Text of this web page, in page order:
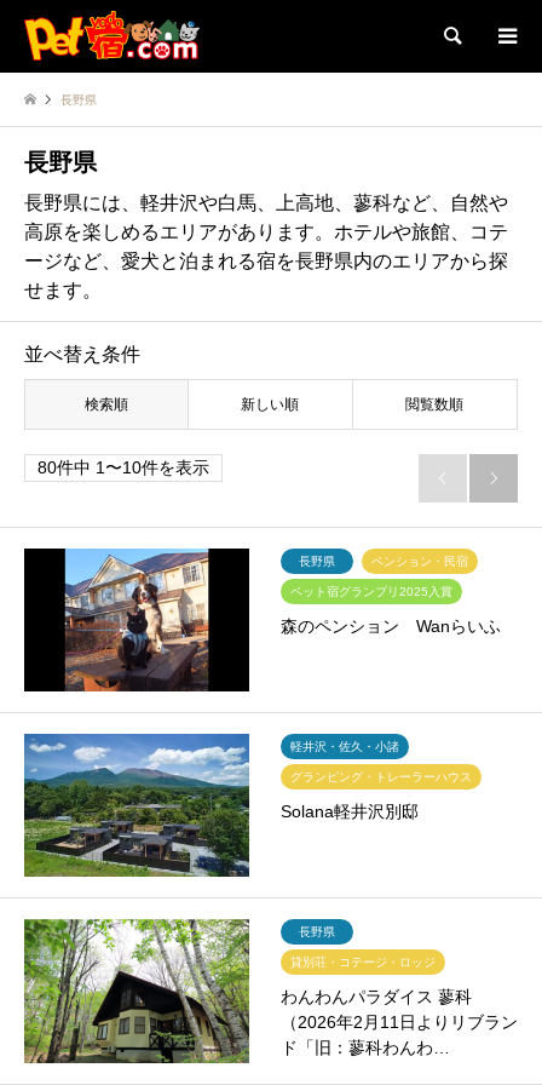
検索
長野県
長野県
長野県には、軽井沢や白馬、上高地、蓼科など、自然や
高原を楽しめるエリアがあります。ホテルや旅館、コテ
ージなど、愛犬と泊まれる宿を長野県内のエリアから探
せます。
並べ替え条件
検索順 新しい順 閲覧数順
80件中 1〜10件を表示
 
長野県 ペンション・民宿
ペット宿グランプリ2025入賞
森のペンション Wanらいふ
軽井沢・佐久・小諸
グランピング・トレーラーハウス
Solana軽井沢別邸
長野県
貸別荘・コテージ・ロッジ
わんわんパラダイス 蓼科
（2026年2月11日よりリブラン
ド「旧：蓼科わんわ…